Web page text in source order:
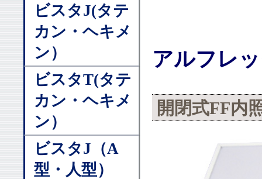
ビスタJ(タテ
カン・ヘキメ
ン）
ビスタT(タテ
カン・ヘキメ
ン）
ビスタJ（A
型・人型）
アルフレ
開閉式FF内